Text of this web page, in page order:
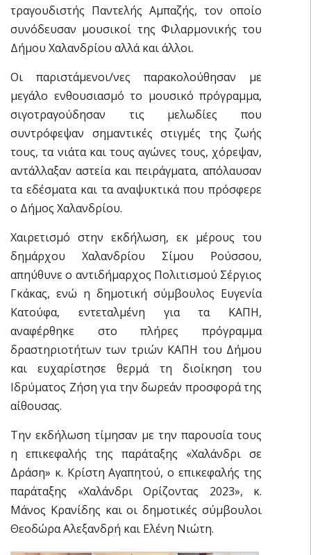
τραγουδιστής Παντελής Αμπαζής, τον οποίο
συνόδευσαν μουσικοί της Φιλαρμονικής του
Δήμου Χαλανδρίου αλλά και άλλοι.
Οι παριστάμενοι/νες παρακολούθησαν με
μεγάλο ενθουσιασμό το μουσικό πρόγραμμα,
σιγοτραγούδησαν τις μελωδίες που
συντρόφεψαν σημαντικές στιγμές της ζωής
τους, τα νιάτα και τους αγώνες τους, χόρεψαν,
αντάλλαξαν αστεία και πειράγματα, απόλαυσαν
τα εδέσματα και τα αναψυκτικά που πρόσφερε
ο Δήμος Χαλανδρίου.
Χαιρετισμό στην εκδήλωση, εκ μέρους του
δημάρχου Χαλανδρίου Σίμου Ρούσσου,
απηύθυνε ο αντιδήμαρχος Πολιτισμού Σέργιος
Γκάκας, ενώ η δημοτική σύμβουλος Ευγενία
Κατούφα, εντεταλμένη για τα ΚΑΠΗ,
αναφέρθηκε στο πλήρες πρόγραμμα
δραστηριοτήτων των τριών ΚΑΠΗ του Δήμου
και ευχαρίστησε θερμά τη διοίκηση του
Ιδρύματος Ζήση για την δωρεάν προσφορά της
αίθουσας.
Την εκδήλωση τίμησαν με την παρουσία τους
η επικεφαλής της παράταξης «Χαλάνδρι σε
Δράση» κ. Κρίστη Αγαπητού, ο επικεφαλής της
παράταξης «Χαλάνδρι Ορίζοντας 2023», κ.
Μάνος Κρανίδης και οι δημοτικές σύμβουλοι
Θεοδώρα Αλεξανδρή και Ελένη Νιώτη.